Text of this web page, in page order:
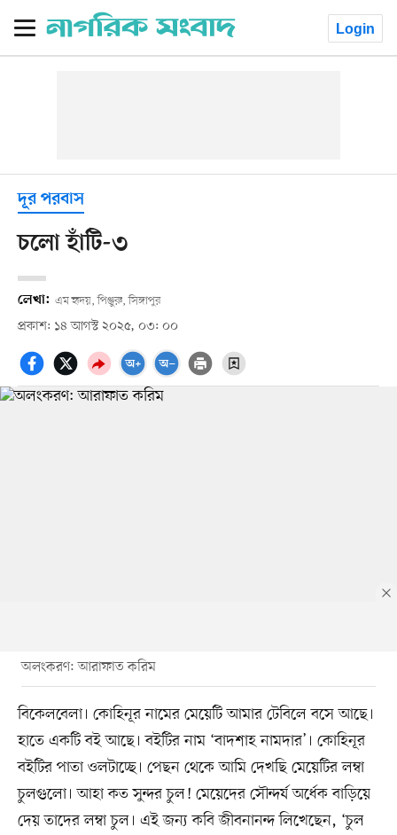
Login
দূর পরবাস
চলো হাঁটি-৩
লেখা: এম হৃদয়, পিঞ্জুরু, সিঙ্গাপুর
প্রকাশ: ১৪ আগস্ট ২০২৫, ০৩: ০০
অলংকরণ: আরাফাত করিম
বিকেলবেলা। কোহিনূর নামের মেয়েটি আমার টেবিলে বসে আছে।
হাতে একটি বই আছে। বইটির নাম ‘বাদশাহ নামদার’। কোহিনূর
বইটির পাতা ওলটাচ্ছে। পেছন থেকে আমি দেখছি মেয়েটির লম্বা
চুলগুলো। আহা কত সুন্দর চুল! মেয়েদের সৌন্দর্য অর্ধেক বাড়িয়ে
দেয় তাদের লম্বা চুল। এই জন্য কবি জীবনানন্দ লিখেছেন, ‘চুল